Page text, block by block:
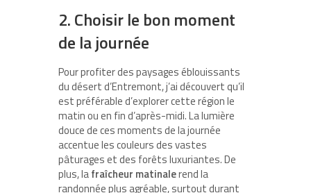
2. Choisir le bon moment
de la journée
Pour profiter des paysages éblouissants
du désert d’Entremont, j’ai découvert qu’il
est préférable d’explorer cette région le
matin ou en fin d’après-midi. La lumière
douce de ces moments de la journée
accentue les couleurs des vastes
pâturages et des forêts luxuriantes. De
plus, lafraîcheur matinalerend la
randonnée plus agréable, surtout durant